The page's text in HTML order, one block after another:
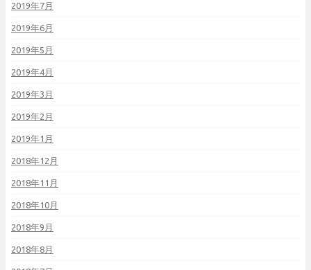
2019年7月
2019年6月
2019年5月
2019年4月
2019年3月
2019年2月
2019年1月
2018年12月
2018年11月
2018年10月
2018年9月
2018年8月